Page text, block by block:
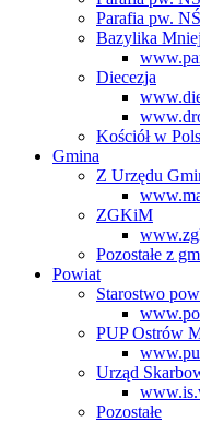
Parafia pw.
Bazylika
Diecezja
Kościół w
Gmina
Z Urzędu
ZGKiM
Pozostałe z
Powiat
Starostwo
PUP Ostrów
Urząd
Pozostałe